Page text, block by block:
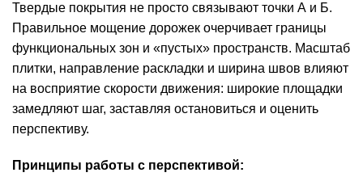
Твердые покрытия не просто связывают точки А и Б.
Правильное мощение дорожек очерчивает границы
функциональных зон и «пустых» пространств. Масштаб
плитки, направление раскладки и ширина швов влияют
на восприятие скорости движения: широкие площадки
замедляют шаг, заставляя остановиться и оценить
перспективу.
Принципы работы с перспективой: